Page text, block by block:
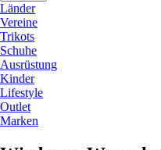
Länder
Vereine
Trikots
Schuhe
Ausrüstung
Kinder
Lifestyle
Outlet
Marken